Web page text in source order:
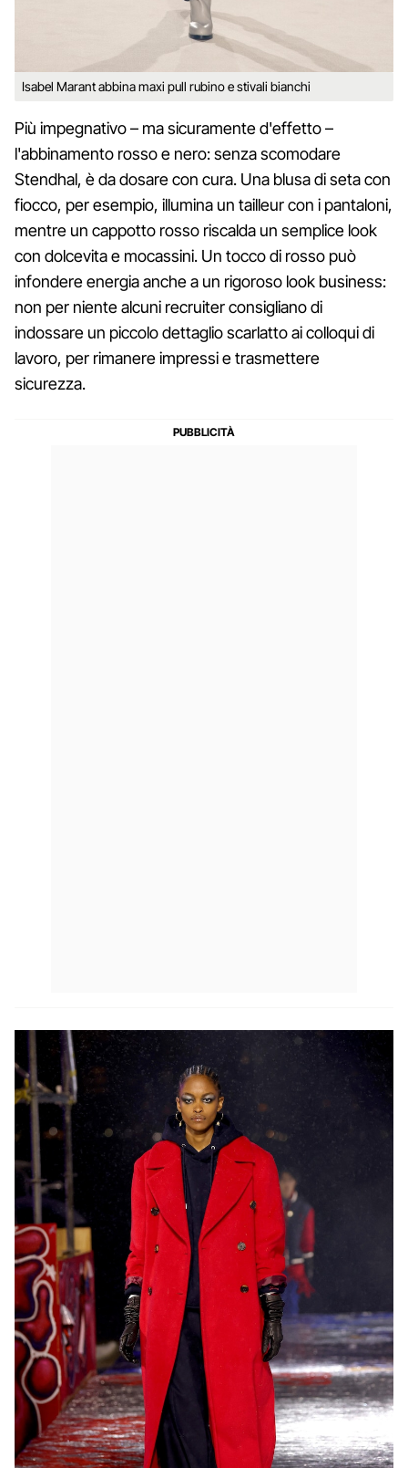
Isabel Marant abbina maxi pull rubino e stivali bianchi
Più impegnativo – ma sicuramente d'effetto –
l'abbinamento rosso e nero: senza scomodare
Stendhal, è da dosare con cura. Una blusa di seta con
fiocco, per esempio, illumina un tailleur con i pantaloni,
mentre un cappotto rosso riscalda un semplice look
con dolcevita e mocassini. Un tocco di rosso può
infondere energia anche a un rigoroso look business:
non per niente alcuni recruiter consigliano di
indossare un piccolo dettaglio scarlatto ai colloqui di
lavoro, per rimanere impressi e trasmettere
sicurezza.